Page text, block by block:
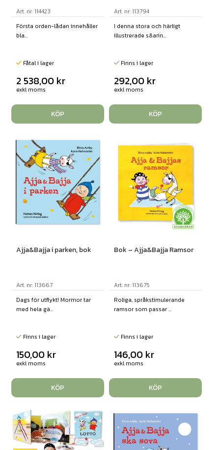
Art. nr: 114423
Första orden-lådan innehåller
bla...
Fåtal i lager
2 538,00 kr
exkl moms
KÖP
Art. nr: 113794
I denna stora och härligt
illustrerade s&arin...
Finns i lager
292,00 kr
exkl moms
KÖP
Ajja&Bajja i parken, bok
Art. nr: 113667
Dags för utflykt! Mormor tar
med hela gä...
Finns i lager
150,00 kr
exkl moms
KÖP
Bok – Ajja&Bajja Ramsor
Art. nr: 113675
Roliga, språkstimulerande
ramsor som passar ...
Finns i lager
146,00 kr
exkl moms
KÖP